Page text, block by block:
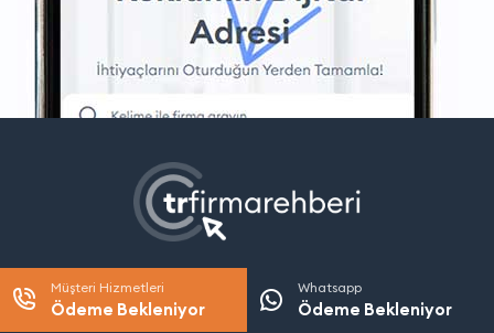
Müşteri Hizmetleri
Ödeme Bekleniyor
Whatsapp
Ödeme Bekleniyor